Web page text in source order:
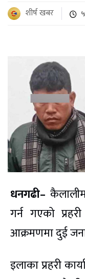
शीर्ष खबर
धनगढी–
गर्न गएको
आक्रमणमा दुई
इलाका प्रहरी